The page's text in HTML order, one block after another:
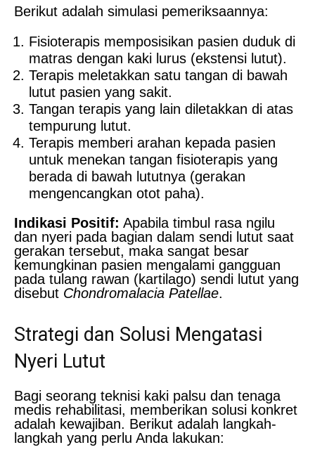
Berikut adalah simulasi pemeriksaannya:
Fisioterapis memposisikan pasien duduk di
matras dengan kaki lurus (ekstensi lutut).
Terapis meletakkan satu tangan di bawah
lutut pasien yang sakit.
Tangan terapis yang lain diletakkan di atas
tempurung lutut.
Terapis memberi arahan kepada pasien
untuk menekan tangan fisioterapis yang
berada di bawah lututnya (gerakan
mengencangkan otot paha).
Indikasi Positif: Apabila timbul rasa ngilu
dan nyeri pada bagian dalam sendi lutut saat
gerakan tersebut, maka sangat besar
kemungkinan pasien mengalami gangguan
pada tulang rawan (kartilago) sendi lutut yang
disebut Chondromalacia Patellae.
Strategi dan Solusi Mengatasi
Nyeri Lutut
Bagi seorang teknisi kaki palsu dan tenaga
medis rehabilitasi, memberikan solusi konkret
adalah kewajiban. Berikut adalah langkah-
langkah yang perlu Anda lakukan: